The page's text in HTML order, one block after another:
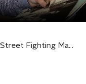
Het Smits-archief: Street Fighting Man - Rolling Stones